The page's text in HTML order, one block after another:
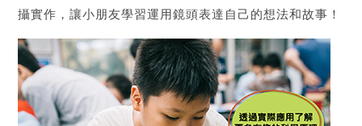
攝實作，讓小朋友學習運用鏡頭表達自己的想法和故事！